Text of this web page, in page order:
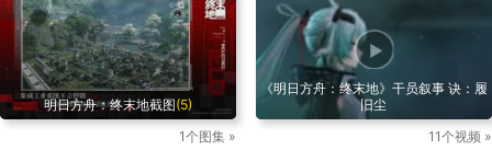
明日方舟：终末地截图(5)
1个图集 »
《明日方舟：终末地》干员叙事 诀：履
旧尘
11个视频 »